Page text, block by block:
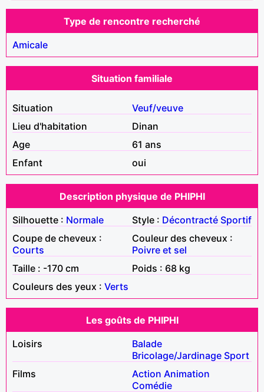
Type de rencontre recherché
Amicale
Situation familiale
Situation
Veuf/veuve
Lieu d'habitation
Dinan
Age
61 ans
Enfant
oui
Description physique de PHIPHI
Silhouette : Normale Style : Décontracté Sportif
Coupe de cheveux :
Courts
Couleur des cheveux :
Poivre et sel
Taille : -170 cm
Poids : 68 kg
Couleurs des yeux : Verts
Les goûts de PHIPHI
Loisirs
Balade
Bricolage/Jardinage Sport
Films
Action Animation
Comédie